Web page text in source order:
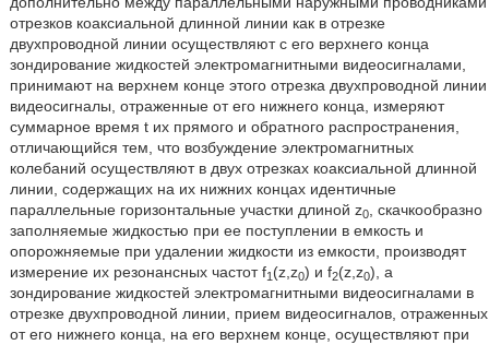
отрезков коаксиальной длинной линии как в отрезке
двухпроводной линии осуществляют с его верхнего конца
зондирование жидкостей электромагнитными видеосигналами,
принимают на верхнем конце этого отрезка двухпроводной линии
видеосигналы, отраженные от его нижнего конца, измеряют
суммарное время t их прямого и обратного распространения,
отличающийся тем, что возбуждение электромагнитных
колебаний осуществляют в двух отрезках коаксиальной длинной
линии, содержащих на их нижних концах идентичные
параллельные горизонтальные участки длиной z0, скачкообразно
заполняемые жидкостью при ее поступлении в емкость и
опорожняемые при удалении жидкости из емкости, производят
измерение их резонансных частот f1 (z,z0) и f2(z,z0), а
зондирование жидкостей электромагнитными видеосигналами в
отрезке двухпроводной линии, прием видеосигналов, отраженных
от его нижнего конца, на его верхнем конце, осуществляют при